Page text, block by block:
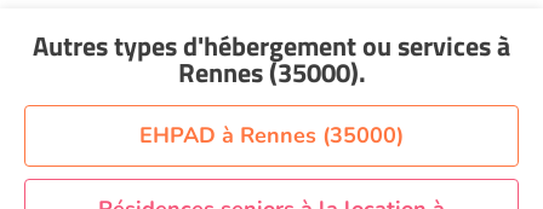
Aide à domicile Nice
Aide à domicile Orléans
Aide à domicile Paris
Autres types d'hébergement ou servicesà
Rennes (35000).
EHPAD à Rennes (35000)